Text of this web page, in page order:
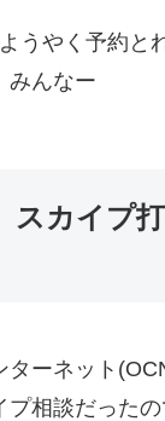
うやく予約と
みんなー
カイプ
ーネット
相談だった